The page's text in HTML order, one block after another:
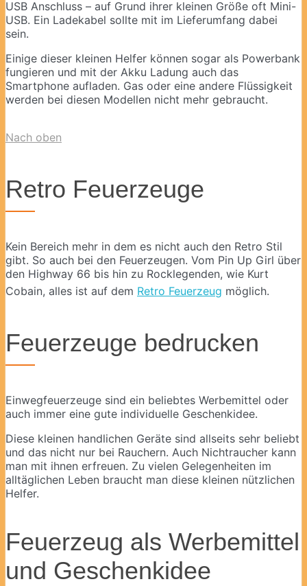
USB Anschluss – auf Grund ihrer kleinen Größe oft Mini-
USB. Ein Ladekabel sollte mit im Lieferumfang dabei
sein.
Einige dieser kleinen Helfer können sogar als Powerbank
fungieren und mit der Akku Ladung auch das
Smartphone aufladen. Gas oder eine andere Flüssigkeit
werden bei diesen Modellen nicht mehr gebraucht.
Nach oben
Retro Feuerzeuge
Kein Bereich mehr in dem es nicht auch den Retro Stil
gibt. So auch bei den Feuerzeugen. Vom Pin Up Girl über
den Highway 66 bis hin zu Rocklegenden, wie Kurt
Cobain, alles ist auf dem Retro Feuerzeug möglich.
Feuerzeuge bedrucken
Einwegfeuerzeuge sind ein beliebtes Werbemittel oder
auch immer eine gute individuelle Geschenkidee.
Diese kleinen handlichen Geräte sind allseits sehr beliebt
und das nicht nur bei Rauchern. Auch Nichtraucher kann
man mit ihnen erfreuen. Zu vielen Gelegenheiten im
alltäglichen Leben braucht man diese kleinen nützlichen
Helfer.
Feuerzeug als Werbemittel
und Geschenkidee